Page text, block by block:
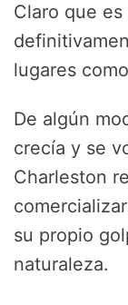
Claro que
lugares
De algún
crecía y se
Charleston
su propio
naturaleza.